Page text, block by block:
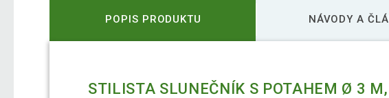
POPIS PRODUKTU NÁVODY A
STILISTA SLUNEČNÍK S POTAHEM Ø 3 M,